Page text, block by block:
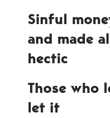
Sinful
and made
hectic
Those who
let it